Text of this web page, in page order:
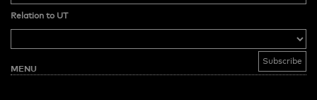
Relation to UT
MENU